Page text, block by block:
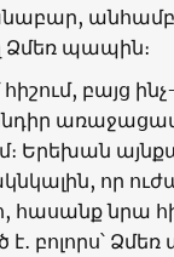
Ձմեռ պապին։
բայց
Երեխան
որ
հասանք նրա
բոլորս՝